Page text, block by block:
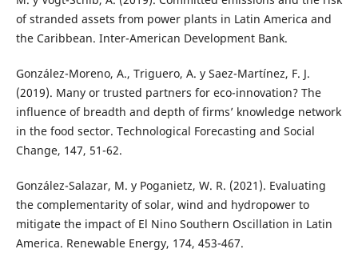
of stranded assets from power plants in Latin America and
the Caribbean. Inter-American Development Bank.
González-Moreno, A., Triguero, A. y Saez-Martínez, F. J.
(2019). Many or trusted partners for eco-innovation? The
influence of breadth and depth of firms’ knowledge network
in the food sector. Technological Forecasting and Social
Change, 147, 51-62.
González-Salazar, M. y Poganietz, W. R. (2021). Evaluating
the complementarity of solar, wind and hydropower to
mitigate the impact of El Nino Southern Oscillation in Latin
America. Renewable Energy, 174, 453-467.